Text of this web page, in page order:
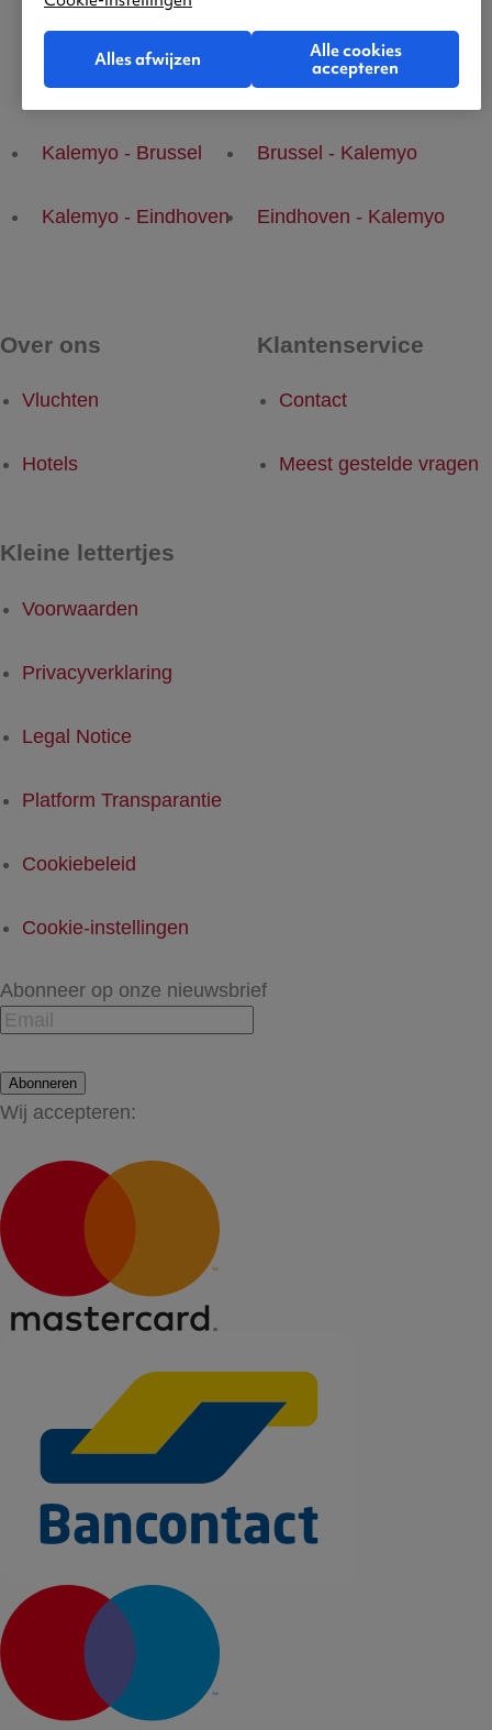
Populaire vluchten
Kalemyo - Brussel Brussel - Kalemyo
Kalemyo - Eindhoven Eindhoven - Kalemyo
Over ons
Vluchten
Hotels
Klantenservice
Contact
Meest gestelde vragen
Kleine lettertjes
Voorwaarden
Privacyverklaring
Legal Notice
Platform Transparantie
Cookiebeleid
Cookie-instellingen
Abonneer op onze nieuwsbrief
Abonneren
Wij accepteren:
Alles afwijzen
Alle cookies
accepteren